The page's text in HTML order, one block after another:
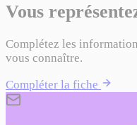
Vous
Complétez les
vous connaître.
Compléter la fiche